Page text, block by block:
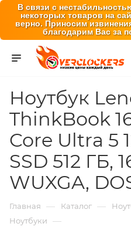
В связи с
некоторых товаров на
верно. Приносим
благодарим Вас за
Ноутбук
ThinkBook
Core Ultra 5
SSD 512 ГБ,
WUXGA,
Главная — Каталог —
Ноутбуки —